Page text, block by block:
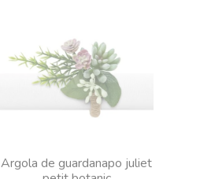
Argola de guardanapo juliet